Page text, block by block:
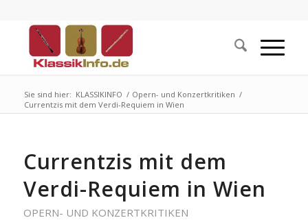
Sie sind hier: KLASSIKINFO / Opern- und Konzertkritiken /
Currentzis mit dem Verdi-Requiem in Wien
Currentzis mit dem
Verdi-Requiem in Wien
OPERN- UND KONZERTKRITIKEN